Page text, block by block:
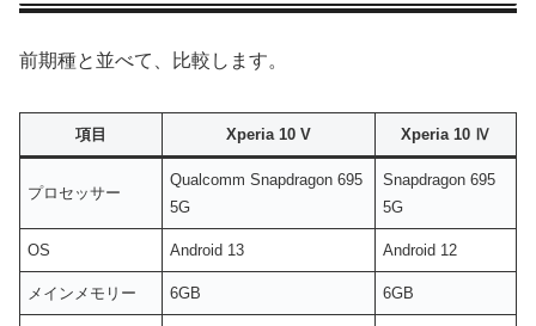
前期種と並べて、比較します。
項目 Xperia 10 V Xperia 10 Ⅳ
プロセッサー
Qualcomm Snapdragon 695
5G
Snapdragon 695
5G
OS Android 13 Android 12
メインメモリー 6GB 6GB